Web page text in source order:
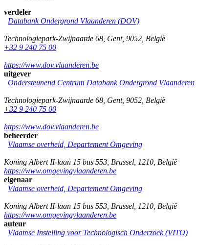
verdeler
Databank Ondergrond Vlaanderen (DOV)
Technologiepark-Zwijnaarde 68 Gent, 9052 België
+32 9 240 75 00
https://www.dov.vlaanderen.be
uitgever
Ondersteunend Centrum Databank Ondergrond Vlaanderen
Technologiepark-Zwijnaarde 68 Gent, 9052 België
+32 9 240 75 00
https://www.dov.vlaanderen.be
beheerder
Vlaamse overheid, Departement Omgeving
Koning Albert II-laan 15 bus 553 Brussel 1210 België
https://www.omgevingvlaanderen.be
eigenaar
Vlaamse overheid, Departement Omgeving
Koning Albert II-laan 15 bus 553 Brussel 1210 België
https://www.omgevingvlaanderen.be
auteur
Vlaamse Instelling voor Technologisch Onderzoek (VITO)